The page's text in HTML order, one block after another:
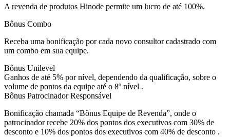
A revenda de produtos Hinode permite um lucro de até 100%.
Bônus Combo
Receba uma bonificação por cada novo consultor cadastrado com
um combo em sua equipe.
Bônus Unilevel
Ganhos de até 5% por nível, dependendo da qualificação, sobre o
volume de pontos da equipe até o 8º nível .
Bônus Patrocinador Responsável
Bonificação chamada “Bônus Equipe de Revenda”, onde o
patrocinador recebe 20% dos pontos dos executivos com 30% de
desconto e 10% dos pontos dos executivos com 40% de desconto .